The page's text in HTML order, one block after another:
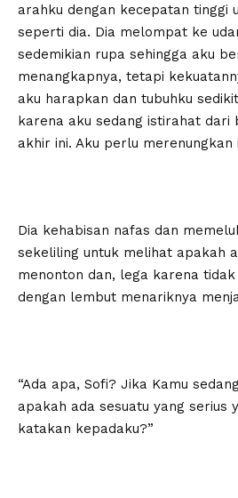
arahku dengan kecepatan tinggi
seperti dia. Dia melompat ke
sedemikian rupa sehingga aku
menangkapnya, tetapi
aku harapkan dan tubuhku
karena aku sedang istirahat dari
akhir ini. Aku perlu merenungkan
Dia kehabisan nafas dan
sekeliling untuk melihat apakah
menonton dan, lega karena
dengan lembut menariknya
“Ada apa, Sofi? Jika Kamu
apakah ada sesuatu yang serius
katakan kepadaku?”